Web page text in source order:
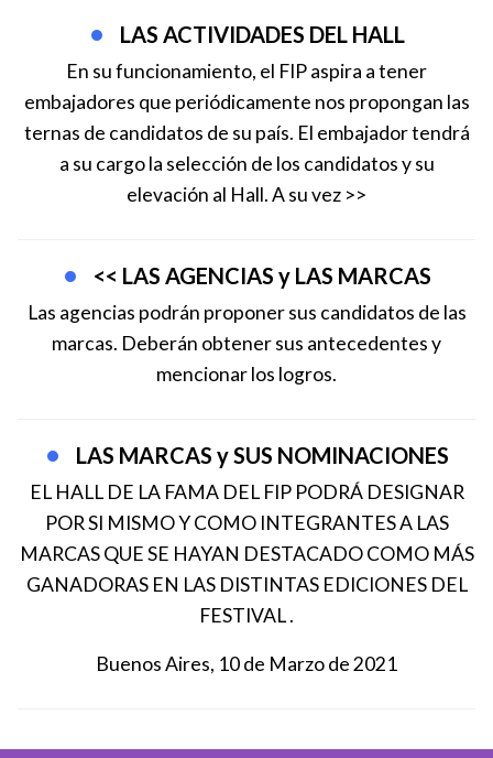
LAS ACTIVIDADES DEL HALL
En su funcionamiento, el FIP aspira a tener
embajadores que periódicamente nos propongan las
ternas de candidatos de su país. El embajador tendrá
a su cargo la selección de los candidatos y su
elevación al Hall. A su vez >>
<< LAS AGENCIAS y LAS MARCAS
Las agencias podrán proponer sus candidatos de las
marcas. Deberán obtener sus antecedentes y
mencionar los logros.
LAS MARCAS y SUS NOMINACIONES
EL HALL DE LA FAMA DEL FIP PODRÁ DESIGNAR
POR SI MISMO Y COMO INTEGRANTES A LAS
MARCAS QUE SE HAYAN DESTACADO COMO MÁS
GANADORAS EN LAS DISTINTAS EDICIONES DEL
FESTIVAL .
Buenos Aires, 10 de Marzo de 2021